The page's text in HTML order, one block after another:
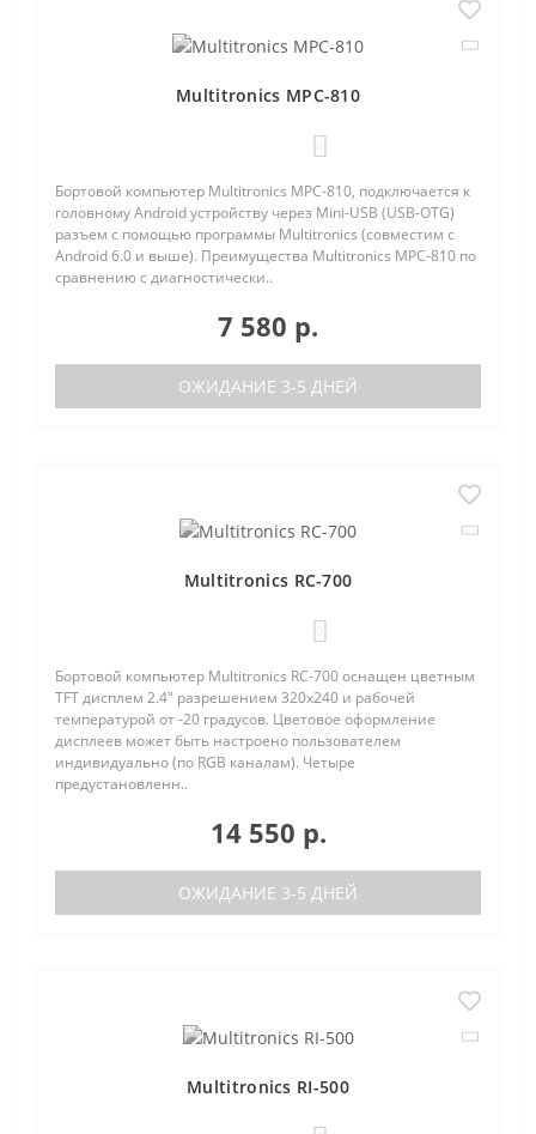
Multitronics MPC-810
Бортовой компьютер Multitronics MPC-810, подключается к
головному Android устройству через Mini-USB (USB-OTG)
разъем с помощью программы Multitronics (совместим с
Android 6.0 и выше). Преимущества Multitronics MPC-810 по
сравнению с диагностически..
7 580 р.
ОЖИДАНИЕ 3-5 ДНЕЙ
Multitronics RC-700
Бортовой компьютер Multitronics RC-700 оснащен цветным
TFT дисплем 2.4" разрешением 320х240 и рабочей
температурой от -20 градусов. Цветовое оформление
дисплеев может быть настроено пользователем
индивидуально (по RGB каналам). Четыре
предустановленн..
14 550 р.
ОЖИДАНИЕ 3-5 ДНЕЙ
Multitronics RI-500